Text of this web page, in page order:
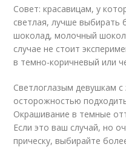
Совет: красавицам, у
светлая, лучше выбирать
шоколад, молочный
случае не стоит
в темно-коричневый или
Светлоглазым девушкам
осторожностью
Окрашивание в темные
Если это ваш случай, но
прическу, выбирайте